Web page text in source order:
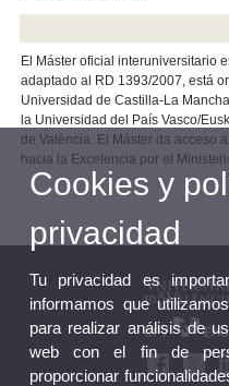
El Máster oficial interuniversitario
adaptado al RD 1393/2007, está
Universidad de Castilla-La
la Universidad del País Vasco/
de València. El Máster da acceso
hacia la Excelencia por el
Cookies y
privacidad
Tu privacidad es
informamos que
para realizar análisis de
web con el fin de
proporcionar